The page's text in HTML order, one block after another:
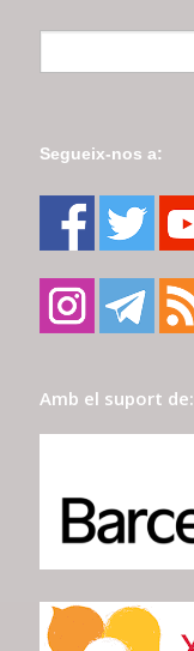
Segueix-nos a:
Amb el suport de: